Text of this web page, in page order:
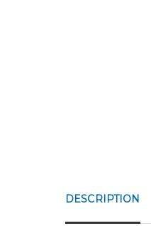
DESCRIPTION